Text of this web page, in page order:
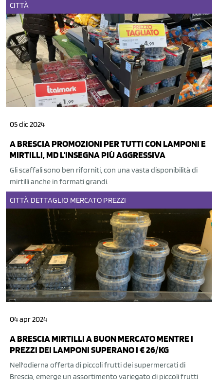
CITTÀ
05 dic 2024
A BRESCIA PROMOZIONI PER TUTTI CON LAMPONI E
MIRTILLI, MD L'INSEGNA PIÙ AGGRESSIVA
Gli scaffali sono ben riforniti, con una vasta disponibilità di
mirtilli anche in formati grandi.
CITTÀ DETTAGLIO MERCATO PREZZI
04 apr 2024
A BRESCIA MIRTILLI A BUON MERCATO MENTRE I
PREZZI DEI LAMPONI SUPERANO I € 26/KG
Nell'odierna offerta di piccoli frutti dei supermercati di
Brescia, emerge un assortimento variegato di piccoli frutti